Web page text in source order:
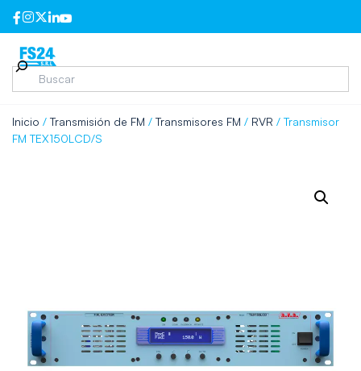
Inicio / Transmisión de FM / Transmisores FM / RVR / Transmisor
FM TEX150LCD/S